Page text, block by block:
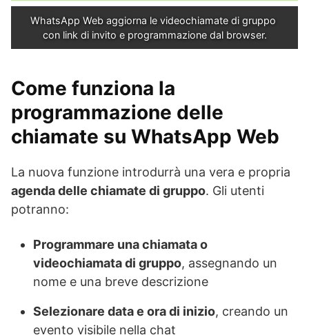
WhatsApp Web aggiorna le videochiamate di gruppo
con link di invito e programmazione dal browser.
Come funziona la
programmazione delle
chiamate su WhatsApp Web
La nuova funzione introdurrà una vera e propria
agenda delle chiamate di gruppo. Gli utenti
potranno:
Programmare una chiamata o
videochiamata di gruppo, assegnando un
nome e una breve descrizione
Selezionare data e ora di inizio, creando un
evento visibile nella chat